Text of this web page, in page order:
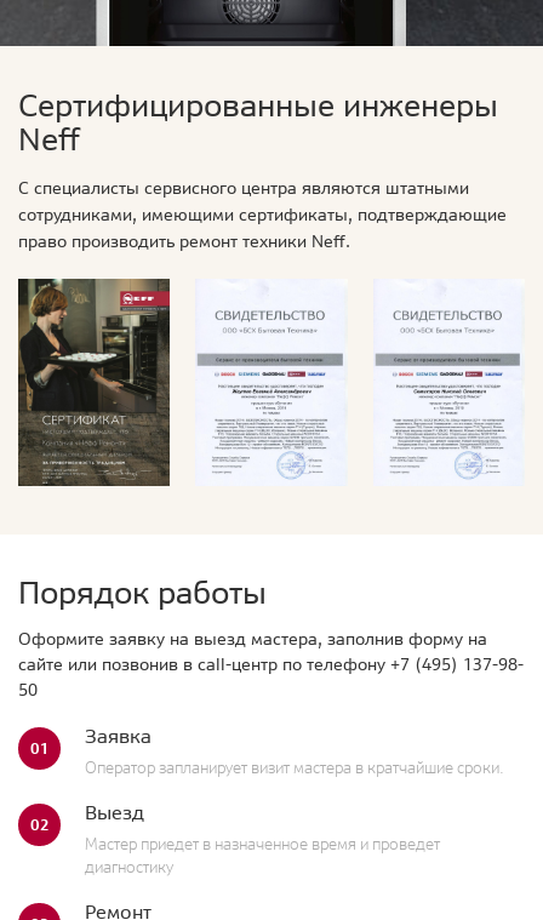
Сертифицированные инженеры
Neff
С специалисты сервисного центра являются штатными
сотрудниками, имеющими сертификаты, подтверждающие
право производить ремонт техники Neff.
Порядок работы
Оформите заявку на выезд мастера, заполнив форму на
сайте или позвонив в call-центр по телефону +7 (495) 137-98-
50
01 Заявка
Оператор запланирует визит мастера в кратчайшие сроки.
02 Выезд
Мастер приедет в назначенное время и проведет
диагностику
Ремонт